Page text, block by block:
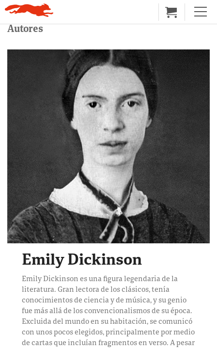
Autores
Emily Dickinson
Emily Dickinson es una figura legendaria de la
literatura. Gran lectora de los clásicos, tenía
conocimientos de ciencia y de música, y su genio
fue más allá de los convencionalismos de su época.
Excluida del mundo en su habitación, se comunicó
con unos pocos elegidos, principalmente por medio
de cartas que incluían fragmentos en verso. A pesar